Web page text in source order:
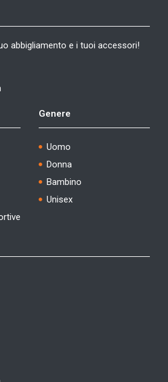
abbigliamento e i tuoi accessori!
Genere
Uomo
Donna
Bambino
Unisex